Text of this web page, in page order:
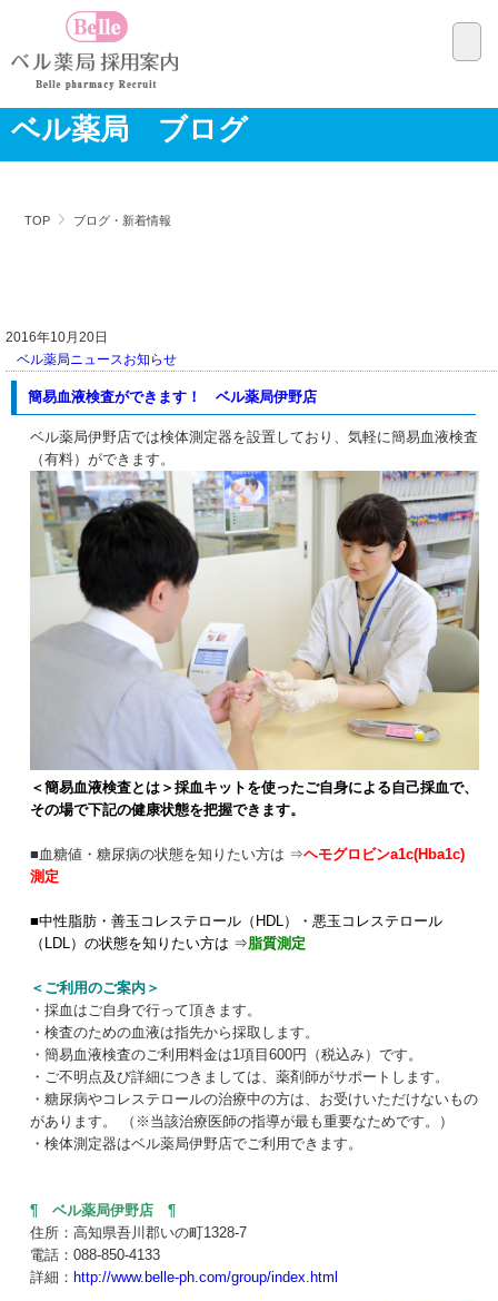
ベル薬局 ブログ
TOP ブログ・新着情報
2016年10月20日
ベル薬局ニュースお知らせ
簡易血液検査ができます！ ベル薬局伊野店
ベル薬局伊野店では検体測定器を設置しており、気軽に簡易血液検査
（有料）ができます。
＜簡易血液検査とは＞採血キットを使ったご自身による自己採血で、
その場で下記の健康状態を把握できます。
■血糖値・糖尿病の状態を知りたい方は ⇒ヘモグロビンa1c(Hba1c)
測定
■中性脂肪・善玉コレステロール（HDL）・悪玉コレステロール
（LDL）の状態を知りたい方は ⇒脂質測定
＜ご利用のご案内＞
・採血はご自身で行って頂きます。
・検査のための血液は指先から採取します。
・簡易血液検査のご利用料金は1項目600円（税込み）です。
・ご不明点及び詳細につきましては、薬剤師がサポートします。
・糖尿病やコレステロールの治療中の方は、お受けいただけないもの
があります。 （※当該治療医師の指導が最も重要なためです。）
・検体測定器はベル薬局伊野店でご利用できます。
¶ ベル薬局伊野店 ¶
住所：高知県吾川郡いの町1328-7
電話：088-850-4133
詳細： http://www.belle-ph.com/group/index.html